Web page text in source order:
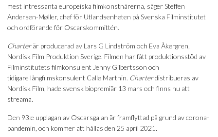
mest intressanta europeiska filmkonstnärerna, säger Steffen
Andersen-Møller, chef för Utlandsenheten på Svenska Filminstitutet
och ordförande för Oscarskommittén.
Charterär producerad av Lars G Lindström och Eva Åkergren,
Nordisk Film Produktion Sverige. Filmen har fått produktionsstöd av
Filminstitutets filmkonsulent Jenny Gilbertsson och
tidigare långfilmskonsulent Calle Marthin. Charterdistribueras av
Nordisk Film, hade svensk biopremiär 13 mars och finns nu att
streama.
Den 93:e upplagan av Oscarsgalan är framflyttad på grund av corona-
pandemin, och kommer att hållas den 25 april 2021.